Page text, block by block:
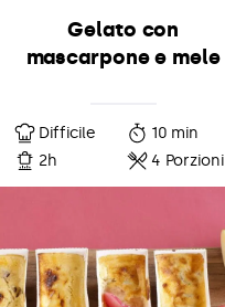
Gelato con
mascarpone e mele
Difficile
10 min
2h
4 Porzioni